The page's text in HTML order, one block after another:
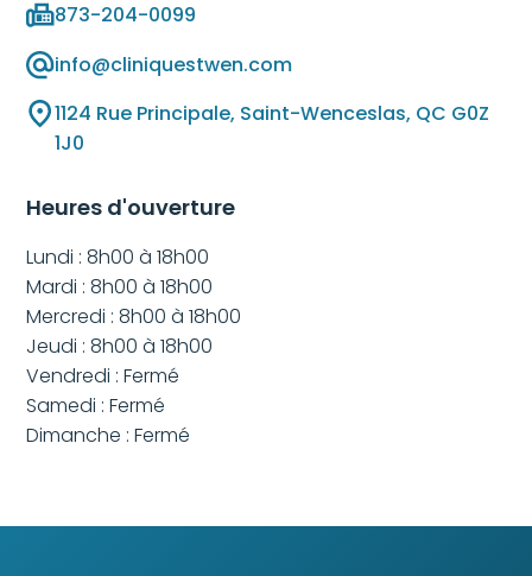
873-204-0099
info@cliniquestwen.com
1124 Rue Principale, Saint-Wenceslas, QC G0Z
1J0
Heures d'ouverture
Lundi : 8h00 à 18h00
Mardi : 8h00 à 18h00
Mercredi : 8h00 à 18h00
Jeudi : 8h00 à 18h00
Vendredi : Fermé
Samedi : Fermé
Dimanche : Fermé